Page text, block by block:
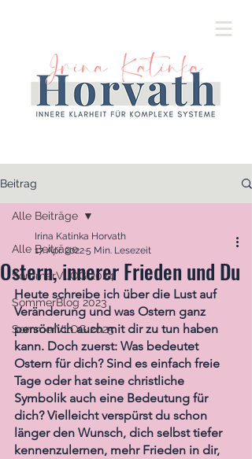
Beitrag
Alle Beiträge
SommerVLOG 2024
SommerBlog 2023
SommerVLOG 2025
Alle Beiträge
Ostern, innerer Frieden und Du
Irina Katinka Horvath
17. Apr. 20225 Min. Lesezeit
Heute schreibe ich über die Lust auf
Veränderung und was Ostern ganz
persönlich auch mit dir zu tun haben
kann. Doch zuerst: Was bedeutet
Ostern für dich? Sind es einfach freie
Tage oder hat seine christliche
Symbolik auch eine Bedeutung für
dich? Vielleicht verspürst du schon
länger den Wunsch, dich selbst tiefer
kennenzulernen, mehr Frieden in dir,